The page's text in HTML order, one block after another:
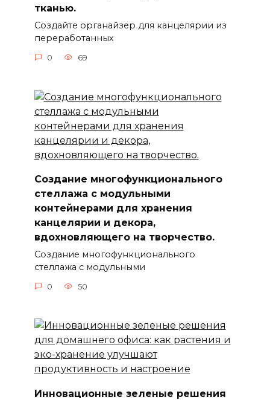
тканью.
Создайте органайзер для канцелярии из
переработанных
0 69
Создание многофункционального
стеллажа с модульными
контейнерами для хранения
канцелярии и декора,
вдохновляющего на творчество.
Создание многофункционального
стеллажа с модульными
0 50
Инновационные зеленые решения